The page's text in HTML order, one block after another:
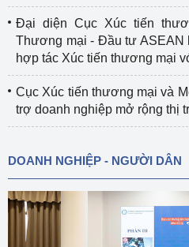
Đại diện Cục Xúc tiến
Thương mại - Đầu tư ASEAN
hợp tác Xúc tiến thương mại
Cục Xúc tiến thương mại và
trợ doanh nghiệp mở rộng thị
DOANH NGHIỆP - NGƯỜI DÂN